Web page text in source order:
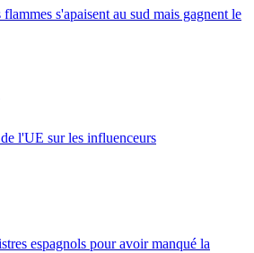
s'apaisent au sud mais gagnent le
l'UE sur les influenceurs
espagnols pour avoir manqué la